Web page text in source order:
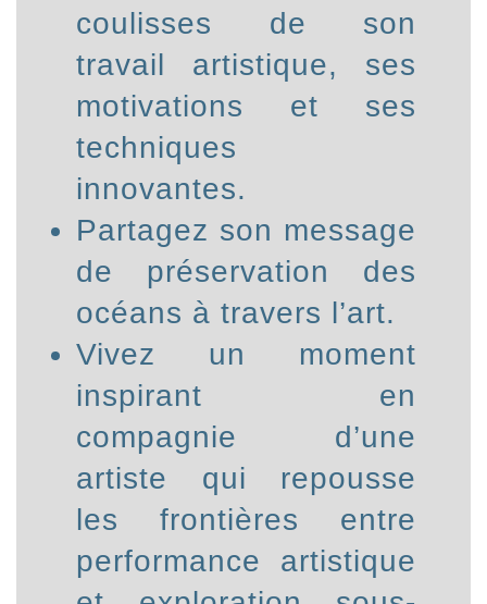
coulisses de son
travail artistique, ses
motivations et ses
techniques
innovantes.
Partagez son message
de préservation des
océans à travers l’art.
Vivez un moment
inspirant en
compagnie d’une
artiste qui repousse
les frontières entre
performance artistique